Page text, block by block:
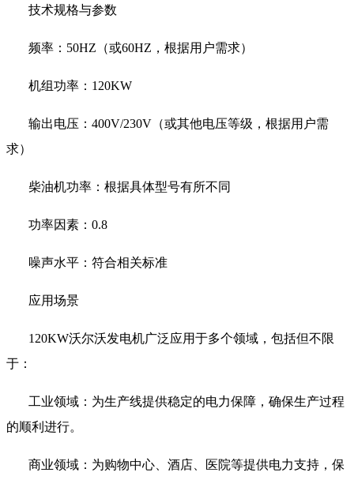
技术规格与参数
频率： 50HZ （或60HZ ，根据用户需求）
机组功率： 120KW
输出电压： 400V/230V （或其他电压等级，根据用户需
求）
柴油机功率：根据具体型号有所不同
功率因素： 0.8
噪声水平：符合相关标准
应用场景
120KW沃尔沃发电机广泛应用于多个领域，包括但不限
于：
工业领域：为生产线提供稳定的电力保障，确保生产过程
的顺利进行。
商业领域：为购物中心、酒店、医院等提供电力支持，保